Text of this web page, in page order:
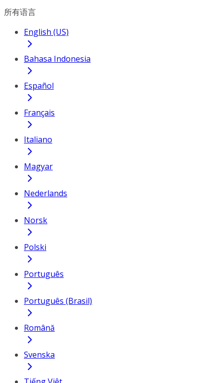
所有语言
English (US)
Bahasa Indonesia
Español
Français
Italiano
Magyar
Nederlands
Norsk
Polski
Português
Português (Brasil)
Română
Svenska